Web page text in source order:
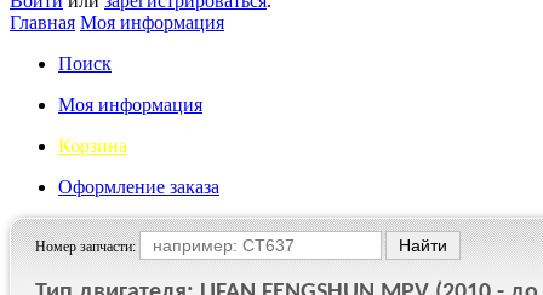
Главная Моя информация
Поиск
Моя информация
Корзина
Оформление заказа
Номер запчасти: